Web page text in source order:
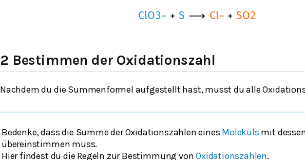
ClO3− + S ⟶ Cl− + SO2
2 Bestimmen der Oxidationszahl
Nachdem du die Summenformel aufgestellt hast, musst du alle
Bedenke, dass die Summe der Oxidationszahlen eines Moleküls mit
übereinstimmen muss.
Hier findest du die Regeln zur Bestimmung vonOxidationszahlen.